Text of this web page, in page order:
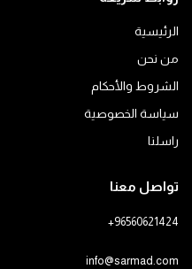
الرئيسية
من نحن
الشروط والأحكام
سياسة الخصوصية
راسلنا
تواصل معنا
+96560621424
info@sarmad.com